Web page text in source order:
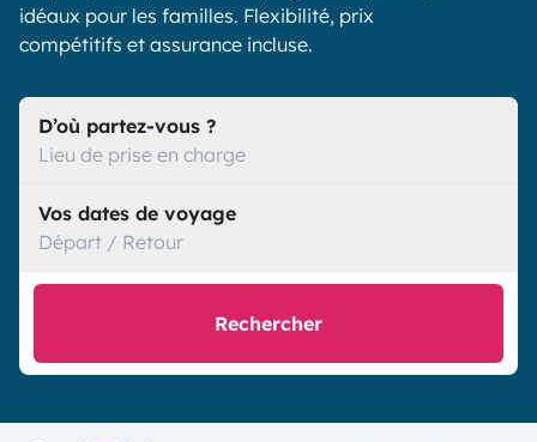
idéaux pour les familles. Flexibilité, prix
compétitifs et assurance incluse.
D’où partez-vous ?
Lieu de prise en charge
Vos dates de voyage
Départ / Retour
Rechercher